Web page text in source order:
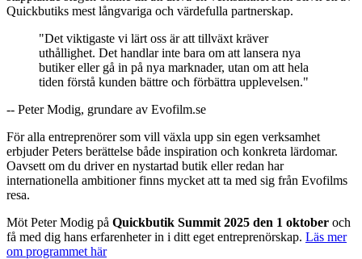
Quickbutiks mest långvariga och värdefulla partnerskap.
"Det viktigaste vi lärt oss är att tillväxt kräver
uthållighet. Det handlar inte bara om att lansera nya
butiker eller gå in på nya marknader, utan om att hela
tiden förstå kunden bättre och förbättra upplevelsen."
-- Peter Modig, grundare av Evofilm.se
För alla entreprenörer som vill växla upp sin egen verksamhet
erbjuder Peters berättelse både inspiration och konkreta lärdomar.
Oavsett om du driver en nystartad butik eller redan har
internationella ambitioner finns mycket att ta med sig från Evofilms
resa.
Möt Peter Modig på Quickbutik Summit 2025 den 1 oktober och
få med dig hans erfarenheter in i ditt eget entreprenörskap. Läs mer
om programmet här